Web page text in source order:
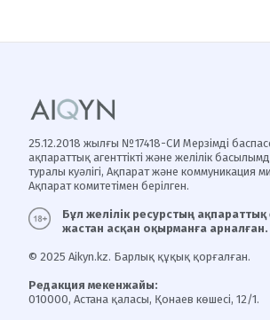
25.12.2018 жылғы №17418-СИ Мерзімді
ақпараттық агенттікті және желілік
туралы куәлігі, Ақпарат және коммуникация
Ақпарат комитетімен берілген.
Бұл желілік ресурстың ақпараттық
жастан асқан оқырманға арналған.
© 2025 Aikyn.kz. Барлық құқық қорғалған.
Редакция мекенжайы:
010000, Астана қаласы, Қонаев көшесі, 12/1.